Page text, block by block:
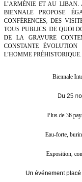
L’ARMÉNIE ET AU LIBAN.
BIENNALE PROPOSE
CONFÉRENCES, DES
TOUS PUBLICS. DE QUOI
DE LA GRAVURE
CONSTANTE
L’HOMME
Biennale
Du 25
Plus de 36
Eau-forte,
Exposition,
Un événement